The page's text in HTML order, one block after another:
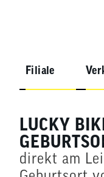
Filiale
LUCKY
direkt am